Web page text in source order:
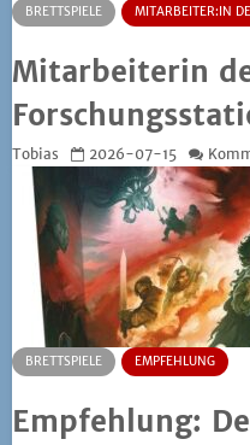
BRETTSPIELE MITARBEITER:IN
Mitarbeiterin
Tobias 2026-07-15
BRETTSPIELE EMPFEHLUNG
Empfehlung: